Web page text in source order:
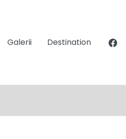
Galerii Destination